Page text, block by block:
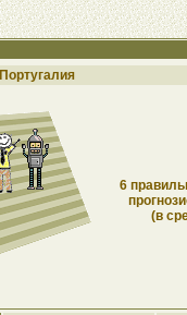
Португалия
6
(в